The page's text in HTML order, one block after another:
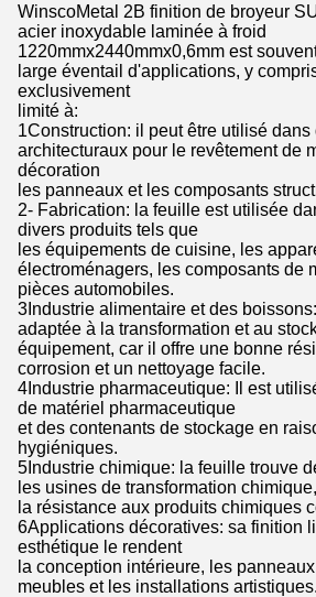
WinscoMetal 2B finition de broyeur
acier inoxydable laminée à froid
1220mmx2440mmx0,6mm est
large éventail d'applications, y
exclusivement
limité à:
1Construction: il peut être utilisé dans
architecturaux pour le revêtement de
décoration
les panneaux et les composants
2- Fabrication: la feuille est utilisée
divers produits tels que
les équipements de cuisine, les
électroménagers, les composants de
pièces automobiles.
3Industrie alimentaire et des
adaptée à la transformation et au
équipement, car il offre une bonne
corrosion et un nettoyage facile.
4Industrie pharmaceutique: Il est
de matériel pharmaceutique
et des contenants de stockage en
hygiéniques.
5Industrie chimique: la feuille trouve
les usines de transformation
la résistance aux produits chimiques
6Applications décoratives: sa finition
esthétique le rendent
la conception intérieure, les
meubles et les installations artistiques.